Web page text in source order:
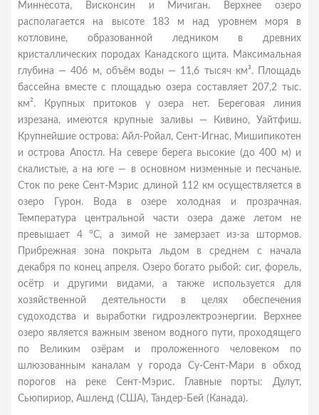
Миннесота, Висконсин и Мичиган. Верхнее озеро
располагается на высоте 183 м над уровнем моря в
котловине, образованной ледником в древних
кристаллических породах Канадского щита. Максимальная
глубина — 406 м, объём воды — 11,6 тысяч км³. Площадь
бассейна вместе с площадью озера составляет 207,2 тыс.
км². Крупных притоков у озера нет. Береговая линия
изрезана, имеются крупные заливы — Кивино, Уайтфиш.
Крупнейшие острова: Айл-Ройал, Сент-Игнас, Мишипикотен
и острова Апостл. На севере берега высокие (до 400 м) и
скалистые, а на юге — в основном низменные и песчаные.
Сток по реке Сент-Мэрис длиной 112 км осуществляется в
озеро Гурон. Вода в озере холодная и прозрачная.
Температура центральной части озера даже летом не
превышает 4 °C, а зимой не замерзает из-за штормов.
Прибрежная зона покрыта льдом в среднем с начала
декабря по конец апреля. Озеро богато рыбой: сиг, форель,
осётр и другими видами, а также используется для
хозяйственной деятельности в целях обеспечения
судоходства и выработки гидроэлектроэнергии. Верхнее
озеро является важным звеном водного пути, проходящего
по Великим озёрам и проложенного человеком по
шлюзованным каналам у города Су-Сент-Мари в обход
порогов на реке Сент-Мэрис. Главные порты: Дулут,
Сьюпириор, Ашленд (США), Тандер-Бей (Канада).